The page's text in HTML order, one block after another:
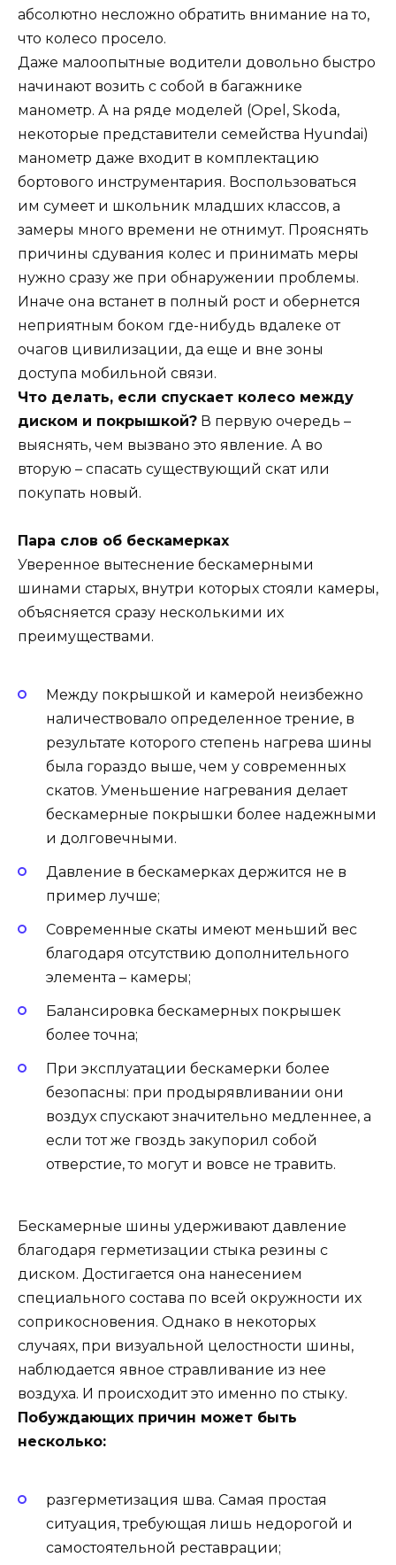
абсолютно несложно обратить внимание на то,
что колесо просело.
Даже малоопытные водители довольно быстро
начинают возить с собой в багажнике
манометр. А на ряде моделей (Opel, Skoda,
некоторые представители семейства Hyundai)
манометр даже входит в комплектацию
бортового инструментария. Воспользоваться
им сумеет и школьник младших классов, а
замеры много времени не отнимут. Прояснять
причины сдувания колес и принимать меры
нужно сразу же при обнаружении проблемы.
Иначе она встанет в полный рост и обернется
неприятным боком где-нибудь вдалеке от
очагов цивилизации, да еще и вне зоны
доступа мобильной связи.
Что делать, если спускает колесо между
диском и покрышкой? В первую очередь –
выяснять, чем вызвано это явление. А во
вторую – спасать существующий скат или
покупать новый.
Пара слов об бескамерках
Уверенное вытеснение бескамерными
шинами старых, внутри которых стояли камеры,
объясняется сразу несколькими их
преимуществами.
Между покрышкой и камерой неизбежно
наличествовало определенное трение, в
результате которого степень нагрева шины
была гораздо выше, чем у современных
скатов. Уменьшение нагревания делает
бескамерные покрышки более надежными
и долговечными.
Давление в бескамерках держится не в
пример лучше;
Современные скаты имеют меньший вес
благодаря отсутствию дополнительного
элемента – камеры;
Балансировка бескамерных покрышек
более точна;
При эксплуатации бескамерки более
безопасны: при продырявливании они
воздух спускают значительно медленнее, а
если тот же гвоздь закупорил собой
отверстие, то могут и вовсе не травить.
Бескамерные шины удерживают давление
благодаря герметизации стыка резины с
диском. Достигается она нанесением
специального состава по всей окружности их
соприкосновения. Однако в некоторых
случаях, при визуальной целостности шины,
наблюдается явное стравливание из нее
воздуха. И происходит это именно по стыку.
Побуждающих причин может быть
несколько:
разгерметизация шва. Самая простая
ситуация, требующая лишь недорогой и
самостоятельной реставрации;